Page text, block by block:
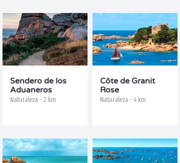
Sendero de los
Aduaneros
Naturaleza - 2 km
Côte de Granit
Rose
Naturaleza - 4 km